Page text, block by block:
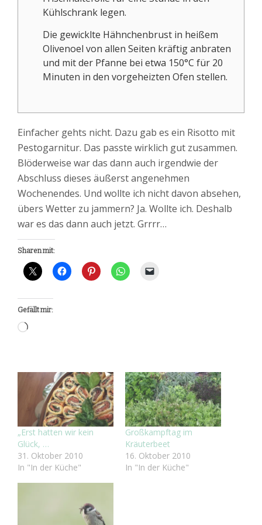
Kühlschrank legen.
Die gewicklte Hähnchenbrust in heißem
Olivenoel von allen Seiten kräftig anbraten
und mit der Pfanne bei etwa 150°C für 20
Minuten in den vorgeheizten Ofen stellen.
Einfacher gehts nicht. Dazu gab es ein Risotto mit
Pestogarnitur. Das passte wirklich gut zusammen.
Blöderweise war das dann auch irgendwie der
Abschluss dieses äußerst angenehmen
Wochenendes. Und wollte ich nicht davon absehen,
übers Wetter zu jammern? Ja. Wollte ich. Deshalb
war es das dann auch jetzt. Grrrr…
Sharen mit:
Gefällt mir:
Wird
„Erst hatten wir kein
Glück, …
31. Oktober 2010
In "In der Küche"
Großkampftag im
Kräuterbeet
16. Oktober 2010
In "In der Küche"